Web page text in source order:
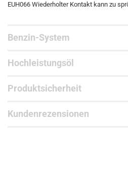
EUH066 Wiederholter Kontakt kann zu
Benzin-System
Hochleistungsöl
Produktsicherheit
Kundenrezensionen